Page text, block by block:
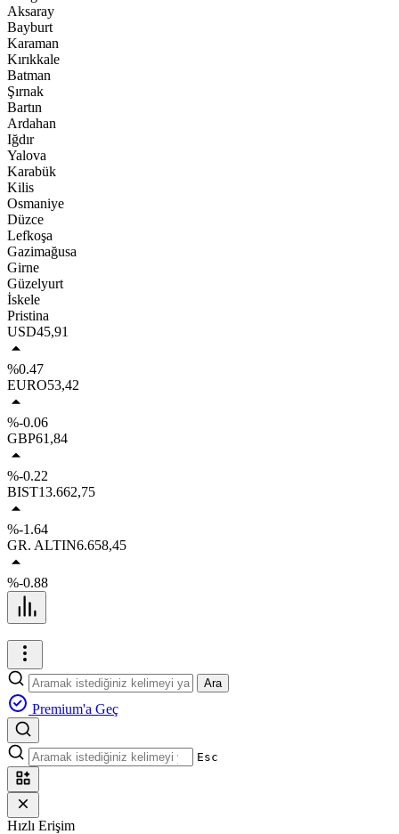
Aksaray
Bayburt
Karaman
Kırıkkale
Batman
Şırnak
Bartın
Ardahan
Iğdır
Yalova
Karabük
Kilis
Osmaniye
Düzce
Lefkoşa
Gazimağusa
Girne
Güzelyurt
İskele
Pristina
USD45,91
%0.47
EURO53,42
%-0.06
GBP61,84
%-0.22
BIST13.662,75
%-1.64
GR. ALTIN6.658,45
%-0.88
Ara
Premium'a Geç
Esc
Hızlı Erişim